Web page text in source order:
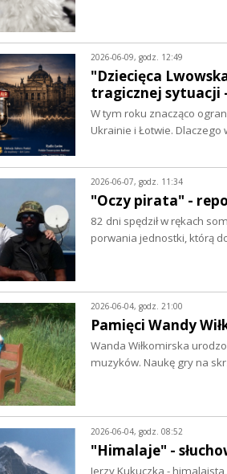
2026-06-09, godz. 12:49
"Dziecięca
tragicznej sytuacji
W tym roku znacząco
Ukrainie i Łotwie.
2026-06-07, godz. 11:34
"Oczy pirata" -
82 dni spędził w rękach
porwania jednostki, którą
2026-06-04, godz. 21:00
Pamięci Wandy
Wanda Wiłkomirska
muzyków. Naukę gry na
2026-06-04, godz. 08:52
"Himalaje" -
Jerzy Kukuczka -